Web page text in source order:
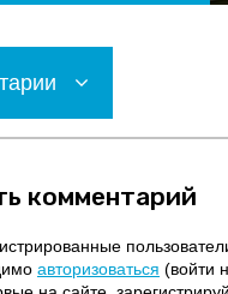
комментарий
авторизоваться (войти